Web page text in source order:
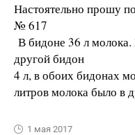
Настоятельно прошу
№ 617
В бидоне 36 л молока.
другой бидон
4 л, в обоих бидонах
литров молока было в
1 мая 2017